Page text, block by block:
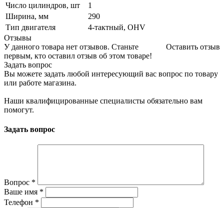
Число цилиндров, шт
1
Ширина, мм
290
Тип двигателя
4-тактный, OHV
Отзывы
Оставить отзыв
У данного товара нет отзывов. Станьте
первым, кто оставил отзыв об этом товаре!
Задать вопрос
Вы можете задать любой интересующий вас вопрос по товару
или работе магазина.
Наши квалифицированные специалисты обязательно вам
помогут.
Задать вопрос
Вопрос *
Ваше имя *
Телефон *